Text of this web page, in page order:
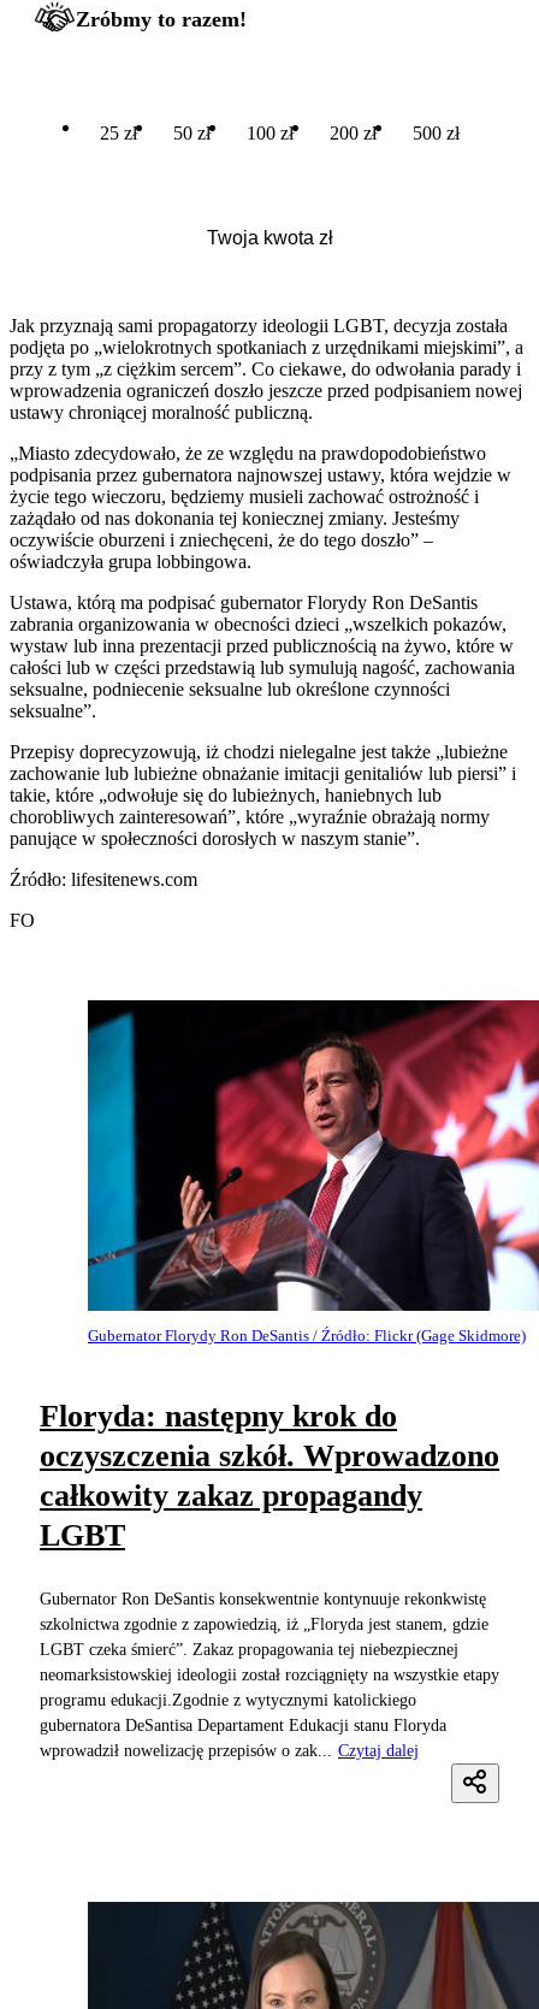
Zróbmy to razem!
25 zł 50 zł 100 zł 200 zł 500 zł
Jak przyznają sami propagatorzy ideologii LGBT, decyzja została
podjęta po „wielokrotnych spotkaniach z urzędnikami miejskimi”, a
przy z tym „z ciężkim sercem”. Co ciekawe, do odwołania parady i
wprowadzenia ograniczeń doszło jeszcze przed podpisaniem nowej
ustawy chroniącej moralność publiczną.
„Miasto zdecydowało, że ze względu na prawdopodobieństwo
podpisania przez gubernatora najnowszej ustawy, która wejdzie w
życie tego wieczoru, będziemy musieli zachować ostrożność i
zażądało od nas dokonania tej koniecznej zmiany. Jesteśmy
oczywiście oburzeni i zniechęceni, że do tego doszło” –
oświadczyła grupa lobbingowa.
Ustawa, którą ma podpisać gubernator Florydy Ron DeSantis
zabrania organizowania w obecności dzieci „wszelkich pokazów,
wystaw lub inna prezentacji przed publicznością na żywo, które w
całości lub w części przedstawią lub symulują nagość, zachowania
seksualne, podniecenie seksualne lub określone czynności
seksualne”.
Przepisy doprecyzowują, iż chodzi nielegalne jest także „lubieżne
zachowanie lub lubieżne obnażanie imitacji genitaliów lub piersi” i
takie, które „odwołuje się do lubieżnych, haniebnych lub
chorobliwych zainteresowań”, które „wyraźnie obrażają normy
panujące w społeczności dorosłych w naszym stanie”.
Źródło: lifesitenews.com
FO
Gubernator Florydy Ron DeSantis / Źródło: Flickr (Gage Skidmore)
Floryda: następny krok do
oczyszczenia szkół. Wprowadzono
całkowity zakaz propagandy
LGBT
Gubernator Ron DeSantis konsekwentnie kontynuuje rekonkwistę
szkolnictwa zgodnie z zapowiedzią, iż „Floryda jest stanem, gdzie
LGBT czeka śmierć”. Zakaz propagowania tej niebezpiecznej
neomarksistowskiej ideologii został rozciągnięty na wszystkie etapy
programu edukacji.Zgodnie z wytycznymi katolickiego
gubernatora DeSantisa Departament Edukacji stanu Floryda
wprowadził nowelizację przepisów o zak...
Czytaj dalej